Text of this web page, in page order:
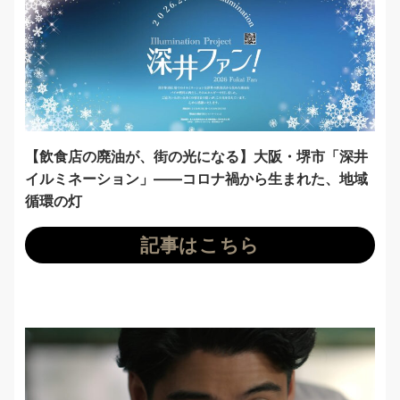
【飲食店の廃油が、街の光になる】大阪・堺市「深井
イルミネーション」——コロナ禍から生まれた、地域
循環の灯
記事はこちら